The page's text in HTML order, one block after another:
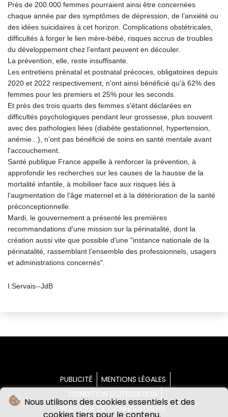
Nous utilisons des cookies essentiels et des
Près de 200.000 femmes pourraient ainsi être concernées
chaque année par des symptômes de dépression, de l’anxiété ou
des idées suicidaires à cet horizon. Complications obstétricales,
difficultés à forger le lien mère-bébé, risques accrus de troubles
du développement chez l’enfant peuvent en découler.
La prévention, elle, reste insuffisante.
Les entretiens prénatal et postnatal précoces, obligatoires depuis
2020 et 2022 respectivement, n'ont ainsi bénéficié qu'à 62% des
femmes pour les premiers et 25% pour les seconds.
Et près des trois quarts des femmes s'étant déclarées en
difficultés psychologiques pendant leur grossesse, plus souvent
avec des pathologies liées (diabète gestationnel, hypertension,
anémie...), n’ont pas bénéficié de soins en santé mentale avant
l'accouchement.
Santé publique France appelle à renforcer la prévention, à
approfondir les recherches sur les causes de la hausse de la
mortalité infantile, à mobiliser face aux risques liés à
l’augmentation de l’âge maternel et à la détérioration de la santé
préconceptionnelle.
Mardi, le gouvernement a présenté les premières
recommandations d'une mission sur la périnatalité, dont la
création aussi vite que possible d'une "instance nationale de la
périnatalité, rassemblant l’ensemble des professionnels, usagers
et administrations concernés".
I.Servais--JdB
PUBLICITÉ
MENTIONS LÉGALES
CONDITION D'UTILISATION
POLITIQUE DE CONFIDENTIALITÉ